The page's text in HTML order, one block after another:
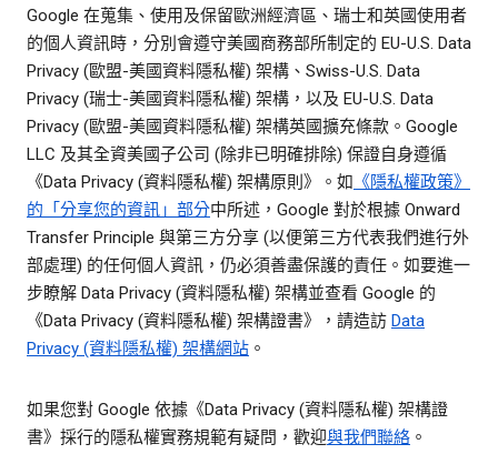
Google 在蒐集、使用及保留歐洲經濟區、瑞士和英國使用者
的個人資訊時，分別會遵守美國商務部所制定的 EU-U.S. Data
Privacy (歐盟-美國資料隱私權) 架構、Swiss-U.S. Data
Privacy (瑞士-美國資料隱私權) 架構，以及 EU-U.S. Data
Privacy (歐盟-美國資料隱私權) 架構英國擴充條款。Google
LLC 及其全資美國子公司 (除非已明確排除) 保證自身遵循
《Data Privacy (資料隱私權) 架構原則》。如 《隱私權政策》
的「分享您的資訊」部分中所述，Google 對於根據 Onward
Transfer Principle 與第三方分享 (以便第三方代表我們進行外
部處理) 的任何個人資訊，仍必須善盡保護的責任。如要進一
步瞭解 Data Privacy (資料隱私權) 架構並查看 Google 的
《Data Privacy (資料隱私權) 架構證書》，請造訪 Data
Privacy (資料隱私權) 架構網站 。
如果您對 Google 依據《Data Privacy (資料隱私權) 架構證
書》採行的隱私權實務規範有疑問，歡迎與我們聯絡 。